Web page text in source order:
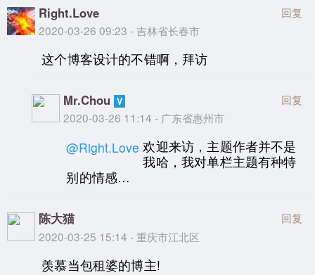
Right.Love
2020-03-26 09:23 - 吉林省长春市
回复
这个博客设计的不错啊，拜访
Mr.Chou
2020-03-26 11:14 - 广东省惠州市
回复
@Right.Love 欢迎来访，主题作者并不是
我哈，我对单栏主题有种特
别的情感…
陈大猫
2020-03-25 15:14 - 重庆市江北区
回复
羡慕当包租婆的博主!